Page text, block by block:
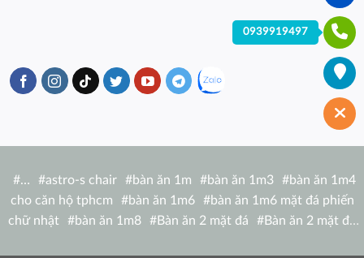
#… #astro-s chair #bàn ăn 1m #bàn ăn 1m3 #bàn ăn 1m4
cho căn hộ tphcm
#bàn ăn 1m6 #bàn ăn 1m6 mặt đá phiến
chữ nhật
#bàn ăn 1m8 #Bàn ăn 2 mặt đá #Bàn ăn 2 mặt đá
0939919497